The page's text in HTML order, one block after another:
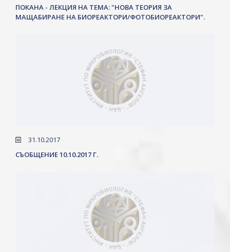
ПОКАНА - ЛЕКЦИЯ НА ТЕМА: "НОВА ТЕОРИЯ ЗА
МАЩАБИРАНЕ НА БИОРЕАКТОРИ/ФОТОБИОРЕАКТОРИ".
31.10.2017
СЪОБЩЕНИЕ 10.10.2017 Г.